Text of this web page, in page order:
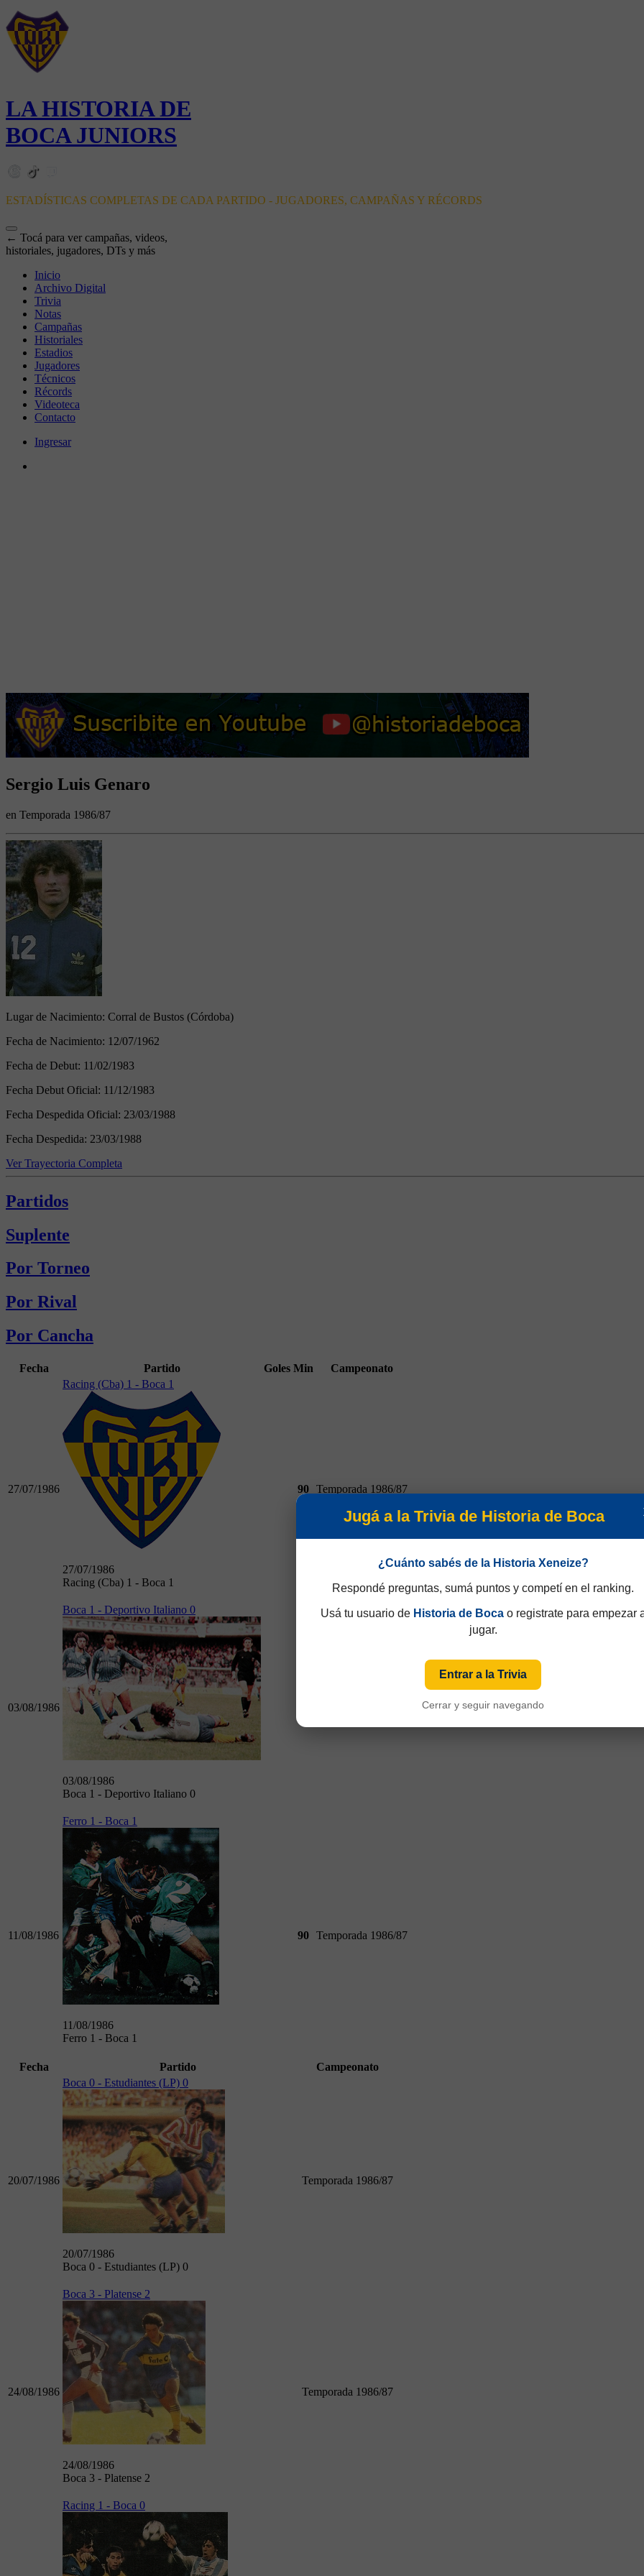
LA HISTORIA DE
BOCA JUNIORS
ESTADÍSTICAS COMPLETAS DE CADA PARTIDO - JUGADORES, CAMPAÑAS Y RÉCORDS
← Tocá para ver campañas, videos,
historiales, jugadores, DTs y más
Inicio
Archivo Digital
Trivia
Notas
Campañas
Historiales
Estadios
Jugadores
Técnicos
Récords
Videoteca
Contacto
Ingresar
Sergio Luis Genaro
en Temporada 1986/87
Lugar de Nacimiento: Corral de Bustos (Córdoba)
Fecha de Nacimiento: 12/07/1962
Fecha de Debut: 11/02/1983
Fecha Debut Oficial: 11/12/1983
Fecha Despedida Oficial: 23/03/1988
Fecha Despedida: 23/03/1988
Ver Trayectoria Completa
Partidos
Suplente
Por Torneo
Por Rival
Por Cancha
Fecha Partido Goles Min Campeonato
27/07/1986
Racing (Cba) 1 - Boca 1
27/07/1986
Racing (Cba) 1 - Boca 1
90 Temporada 1986/87
03/08/1986
Boca 1 - Deportivo Italiano 0
03/08/1986
Boca 1 - Deportivo Italiano 0
11/08/1986
Ferro 1 - Boca 1
11/08/1986
Ferro 1 - Boca 1
90 Temporada 1986/87
Fecha Partido Campeonato
20/07/1986
Boca 0 - Estudiantes (LP) 0
20/07/1986
Boca 0 - Estudiantes (LP) 0
Temporada 1986/87
24/08/1986
Boca 3 - Platense 2
24/08/1986
Boca 3 - Platense 2
Temporada 1986/87
Racing 1 - Boca 0
Jugá a la Trivia de Historia de Boca
¿Cuánto sabés de la Historia Xeneize?
Respondé preguntas, sumá puntos y competí en el ranking.
Usá tu usuario de Historia de Bocao registrate para empezar
jugar.
Entrar a la Trivia
Cerrar y seguir navegando